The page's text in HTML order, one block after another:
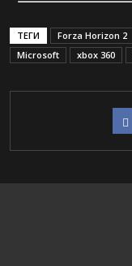
ТЕГИ Forza Horizon 2
Microsoft
xbox 360